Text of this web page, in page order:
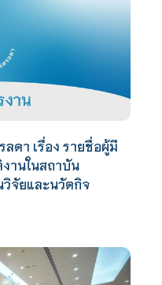
ลดา เรื่อง รายชื่อผู้มี
านในสถาบัน
วิจัยและนวัตกิจ